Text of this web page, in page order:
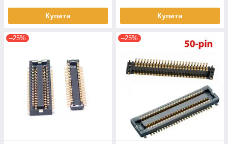
Купити Купити
–25% –25%